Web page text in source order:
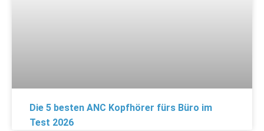
Die 5 besten ANC Kopfhörer fürs Büro im
Test 2026